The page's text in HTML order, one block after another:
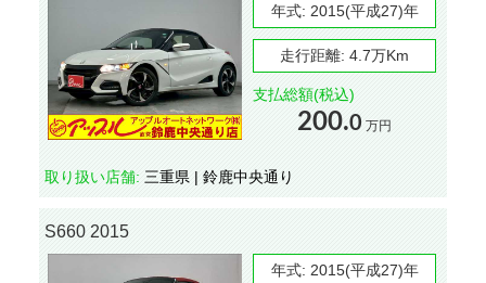
年式: 2015(平成27)年
走行距離: 4.7万Km
支払総額(税込)
200.0 万円
取り扱い店舗: 三重県 | 鈴鹿中央通り
S660 2015
年式: 2015(平成27)年